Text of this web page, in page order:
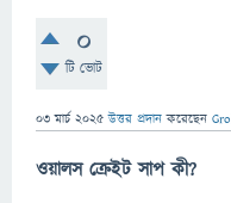
0
টি ভোট
03 মার্চ 2025 উত্তর প্রদান করেছেন
ওয়ালস ক্রেইট সাপ কী?